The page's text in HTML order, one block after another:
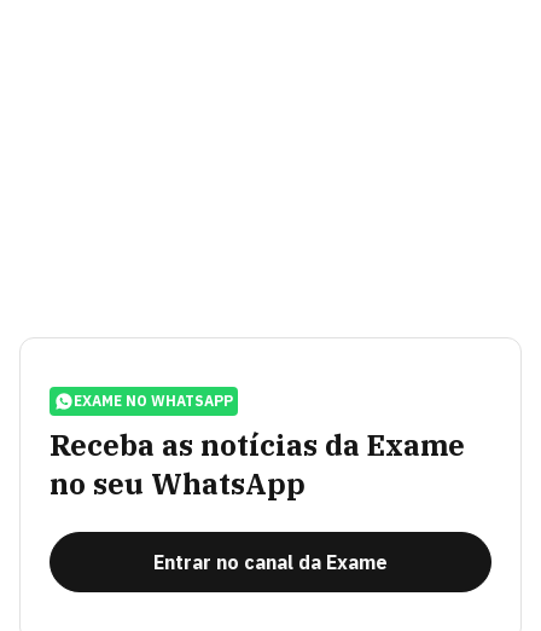
EXAME NO WHATSAPP
Receba as notícias da Exame
no seu WhatsApp
Entrar no canal da Exame